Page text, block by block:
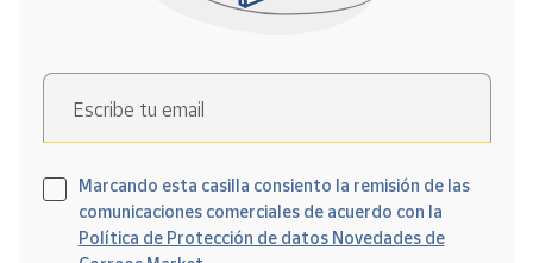
Escribe tu email
Marcando esta casilla consiento la remisión de las
comunicaciones comerciales de acuerdo con la
Política de Protección de datos Novedades de